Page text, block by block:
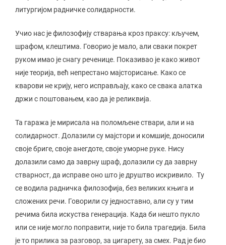
литургијом радничке солидарности.
Учио нас је филозофију стварања кроз праксу: кључем,
шрафом, клештима. Говорио је мало, али сваки покрет
руком имао је снагу реченице. Показивао је како живот
није теорија, већ непрестано мајсторисање. Како се
кварови не крију, него исправљају, како се свака алатка
држи с поштовањем, као да је реликвија.
Та гаража је мирисала на поломљене ствари, али и на
солидарност. Долазили су мајстори и комшије, доносили
своје бриге, своје анегдоте, своје уморне руке. Нису
долазили само да заврну шраф, долазили су да заврну
стварност, да исправе оно што је друштво искривило. Ту
се водила радничка филозофија, без великих књига и
сложених речи. Говорили су једноставно, али су у тим
речима била искуства генерација. Када би нешто пукло
или се није могло поправити, није то била трагедија. Била
је то прилика за разговор, за цигарету, за смех. Рад је био